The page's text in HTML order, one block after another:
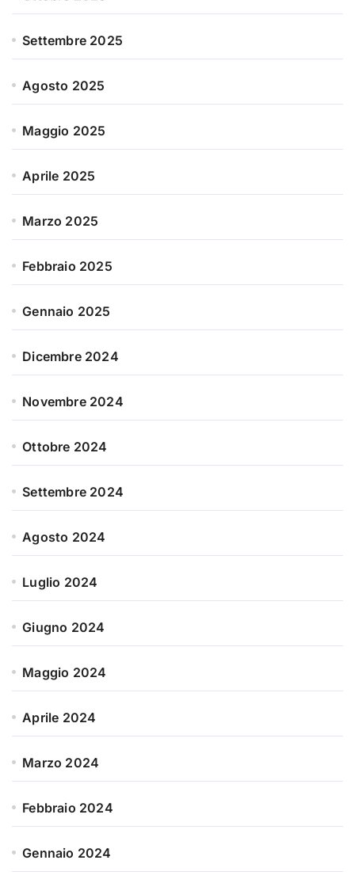
Settembre 2025
Agosto 2025
Maggio 2025
Aprile 2025
Marzo 2025
Febbraio 2025
Gennaio 2025
Dicembre 2024
Novembre 2024
Ottobre 2024
Settembre 2024
Agosto 2024
Luglio 2024
Giugno 2024
Maggio 2024
Aprile 2024
Marzo 2024
Febbraio 2024
Gennaio 2024